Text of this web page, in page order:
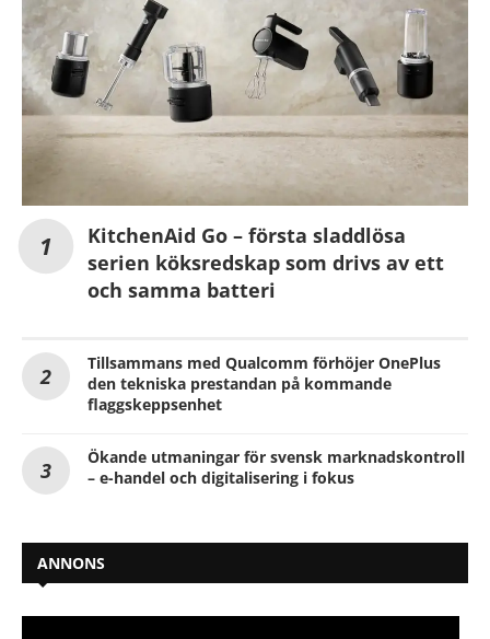
KitchenAid Go – första sladdlösa
serien köksredskap som drivs av ett
och samma batteri
Tillsammans med Qualcomm förhöjer OnePlus
den tekniska prestandan på kommande
flaggskeppsenhet
Ökande utmaningar för svensk marknadskontroll
– e-handel och digitalisering i fokus
ANNONS